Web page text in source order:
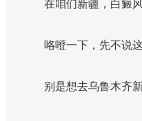
在咱们新疆，白癜
咯噔一下，先不说
别是想去乌鲁木齐